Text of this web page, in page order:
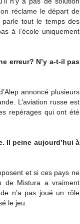
réclame le départ de
parle tout le temps des
à l’école uniquement
erreur? N’y a-t-il pas
annoncé plusieurs
L’aviation russe est
repérages qui ont été
Il peine aujourd’hui à
et si ces pays ne
de Mistura a vraiment
n’a pas joué un rôle
le jeu.